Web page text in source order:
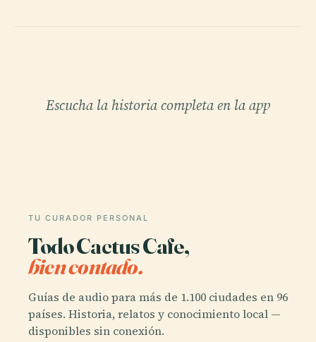
Escucha la historia completa en la app
TU CURADOR PERSONAL
Todo Cactus Cafe,
bien contado.
Guías de audio para más de 1.100 ciudades en 96
países. Historia, relatos y conocimiento local —
disponibles sin conexión.